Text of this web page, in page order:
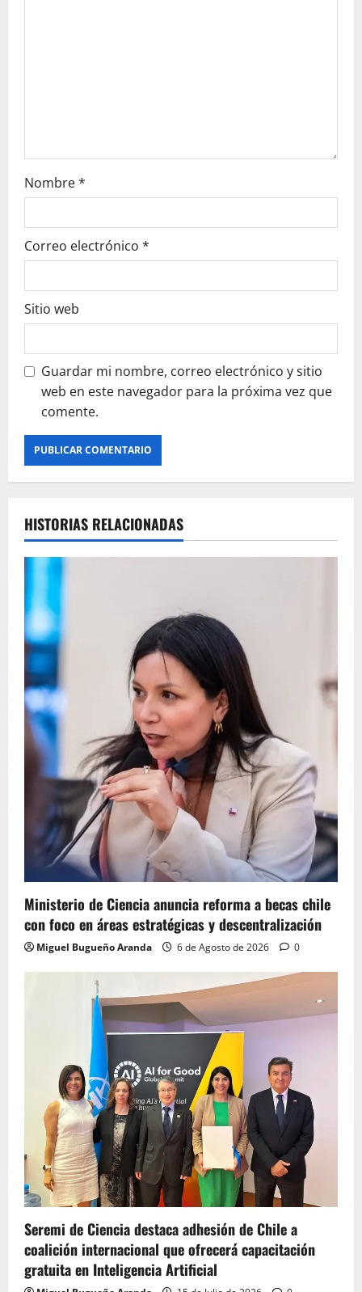
Nombre*
Correo electrónico *
Sitio web
Guardar mi nombre, correo electrónico y sitio
web en este navegador para la próxima vez que
comente.
HISTORIAS RELACIONADAS
Ministerio de Ciencia anuncia reforma a becas chile
con foco en áreas estratégicas y descentralización
Miguel Bugueño Aranda 6 de Agosto de 2026 0
Seremi de Ciencia destaca adhesión de Chile a
coalición internacional que ofrecerá capacitación
gratuita en Inteligencia Artificial